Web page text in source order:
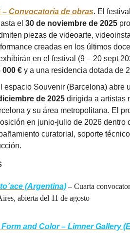
– Convocatoria de obras. El
el 30 de noviembre de 2025
piezas de videoarte,
creadas en los últimos
en el festival (9 – 20 sept
000 € y a una residencia dotada de
espacio Souvenir (Barcelona) abre
de 2025 dirigida a artistas
y su área metropolitana. El
en junio‑julio de 2026 dentro
curatorial, soporte
(Argentina) – Cuarta
abierta del 11 de agosto
and Color – Limner Gallery